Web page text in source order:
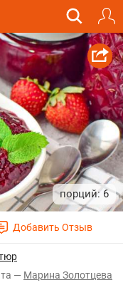
6
Марина Золотцева